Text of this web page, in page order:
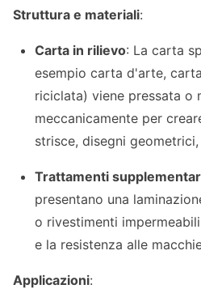
Struttura e materiali:
Carta in rilievo: La carta
esempio carta d'arte,
riciclata) viene pressata o
meccanicamente per
strisce, disegni
Trattamenti
presentano una
o rivestimenti
e la resistenza alle
Applicazioni: